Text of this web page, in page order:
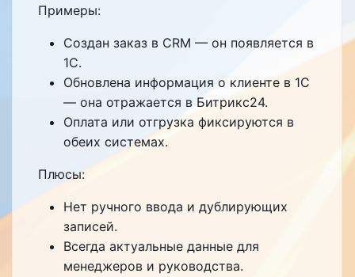
Примеры:
Создан заказ в CRM — он появляется в
1С.
Обновлена информация о клиенте в 1С
— она отражается в Битрикс24.
Оплата или отгрузка фиксируются в
обеих системах.
Плюсы:
Нет ручного ввода и дублирующих
записей.
Всегда актуальные данные для
менеджеров и руководства.